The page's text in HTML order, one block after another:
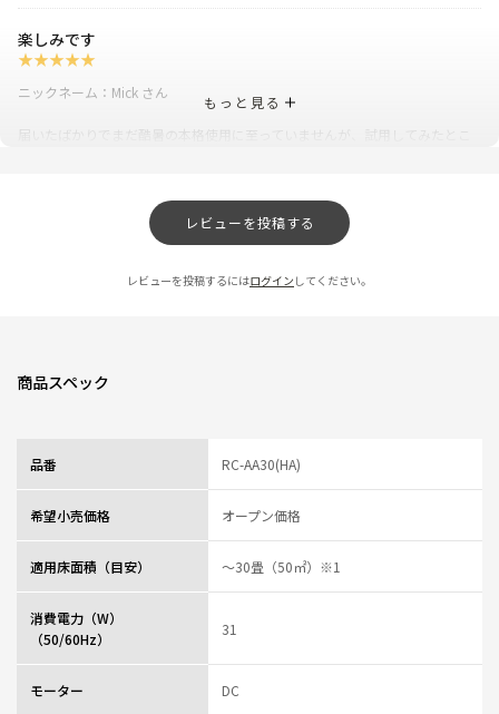
楽しみです
★★★★★
ニックネーム：Mick さん
我が家はキッチンが奥まっていて冷房が届かずに夏の調理は地獄でしたが今
年からこの子が活躍してくれそうで楽しみです。
早速梅雨時期の洗濯物の乾燥にも使ってみたいと思います。
投稿者
ZOJIRUSHIオーナーサービス会員
★★ ★ ★
も信用できるメーカーという印象があり、次の家電を探す際の選択肢の一社
に入れていました。
これまで使用していたサーキュレーターが急に壊れてしまったため、急ぎ探
即ポチしました。
夏モードや冬モード等々の細かな心遣いにはさすが象印ですが、何ともルー
バー開発者には素晴らしいのひと言。サーキュレーターでワクワクしたのは
正直初めてです。
まだ使い始めたばかりで、ルーバーの故障やら耐久性は要検証ですが、商品
の出来栄え含めて今のところとても満足の行く買い物でした。
これからも素敵な商品開発をしていただけること楽しみにしています。
もっと見る
レビューを投稿する
レビューを投稿するにはログイン してください。
商品スペック
品番 RC-AA30(HA)
希望小売価格 オープン価格
適用床面積（目安） ～30畳（50㎡）※1
消費電力（W）
（50/60Hz）
31
モーター DC